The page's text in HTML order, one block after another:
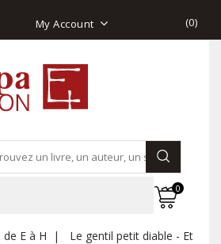
My Account (0)
0
de E à H
Le gentil petit diable - Et